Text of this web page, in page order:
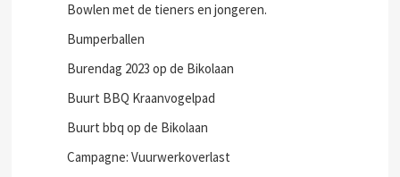
Bowlen met de tieners en jongeren.
Bumperballen
Burendag 2023 op de Bikolaan
Buurt BBQ Kraanvogelpad
Buurt bbq op de Bikolaan
Campagne: Vuurwerkoverlast